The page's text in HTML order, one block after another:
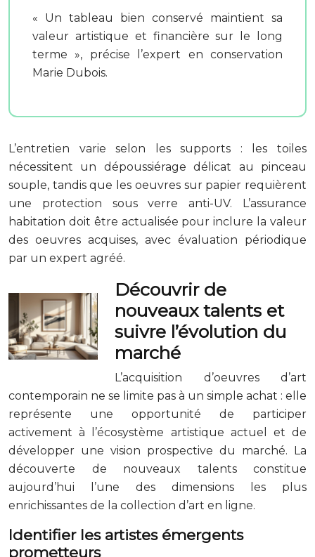
« Un tableau bien conservé maintient sa
valeur artistique et financière sur le long
terme », précise l’expert en conservation
Marie Dubois.
L’entretien varie selon les supports : les toiles
nécessitent un dépoussiérage délicat au pinceau
souple, tandis que les oeuvres sur papier requièrent
une protection sous verre anti-UV. L’assurance
habitation doit être actualisée pour inclure la valeur
des oeuvres acquises, avec évaluation périodique
par un expert agréé.
Découvrir de
nouveaux talents et
suivre l’évolution du
marché
L’acquisition d’oeuvres d’art
contemporain ne se limite pas à un simple achat : elle
représente une opportunité de participer
activement à l’écosystème artistique actuel et de
développer une vision prospective du marché. La
découverte de nouveaux talents constitue
aujourd’hui l’une des dimensions les plus
enrichissantes de la collection d’art en ligne.
Identifier les artistes émergents
prometteurs